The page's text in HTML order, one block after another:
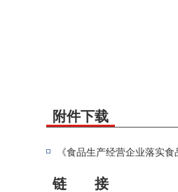
附件下载
链 接